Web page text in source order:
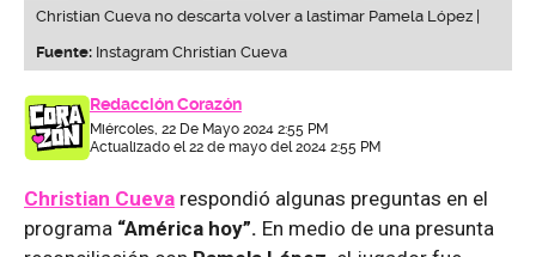
Christian Cueva no descarta volver a lastimar Pamela López |
Fuente: Instagram Christian Cueva
Redacción Corazón
Miércoles, 22 De Mayo 2024 2:55 PM
Actualizado el 22 de mayo del 2024 2:55 PM
Christian Cueva respondió algunas preguntas en el
programa “América hoy”. En medio de una presunta